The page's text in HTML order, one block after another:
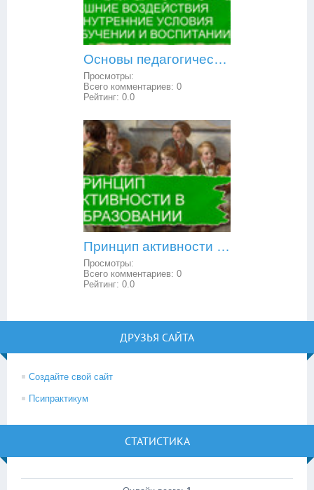
Основы педагогической психологии: внешние воздействия и внутренние условия в обучении и воспитании
Просмотры:
Всего комментариев: 0
Рейтинг: 0.0
Принцип активности в образовании
Просмотры:
Всего комментариев: 0
Рейтинг: 0.0
ДРУЗЬЯ САЙТА
Создайте свой сайт
Псипрактикум
СТАТИСТИКА